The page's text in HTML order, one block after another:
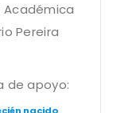
Pereira
de apoyo: